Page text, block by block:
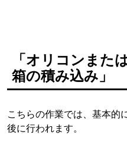
「オリコンまた
箱の積み込み」
こちらの作業では、基本的
後に行われます。